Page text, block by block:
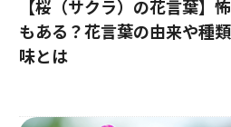
【桜（サクラ）の花言葉】
もある？花言葉の由来や種
味とは